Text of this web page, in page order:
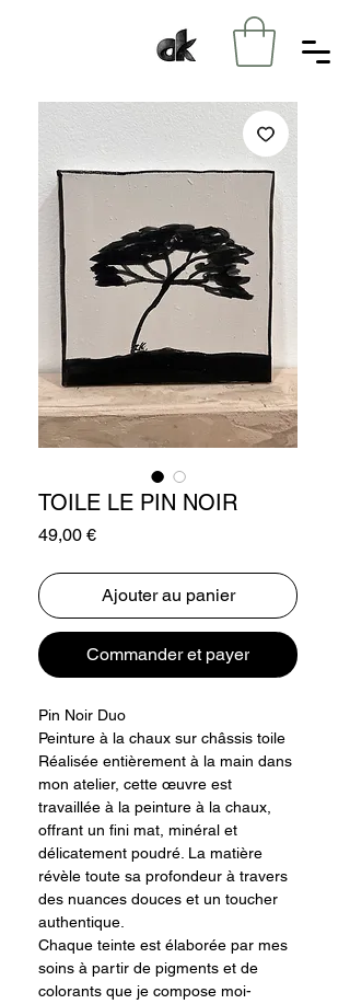
TOILE LE PIN NOIR
49,00 €Prix
Ajouter au panier
Commander et payer
Pin Noir Duo
Peinture à la chaux sur châssis toile
Réalisée entièrement à la main dans
mon atelier, cette œuvre est
travaillée à la peinture à la chaux,
offrant un fini mat, minéral et
délicatement poudré. La matière
révèle toute sa profondeur à travers
des nuances douces et un toucher
authentique.
Chaque teinte est élaborée par mes
soins à partir de pigments et de
colorants que je compose moi-